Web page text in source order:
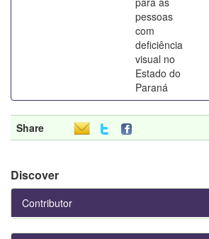
pessoas
com
deficiência
visual no
Estado do
Paraná
Share
Discover
Contributor